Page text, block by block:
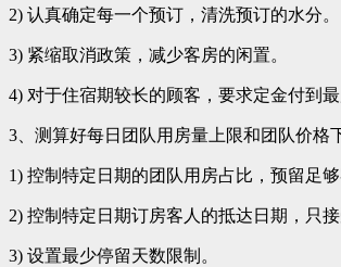
2) 认真确定每一个预订，清洗预订的水分。
3) 紧缩取消政策，减少客房的闲置。
4) 对于住宿期较长的顾客，要求定金付到最
3、测算好每日团队用房量上限和团队价格
1) 控制特定日期的团队用房占比，预留足
2) 控制特定日期订房客人的抵达日期，只
3) 设置最少停留天数限制。